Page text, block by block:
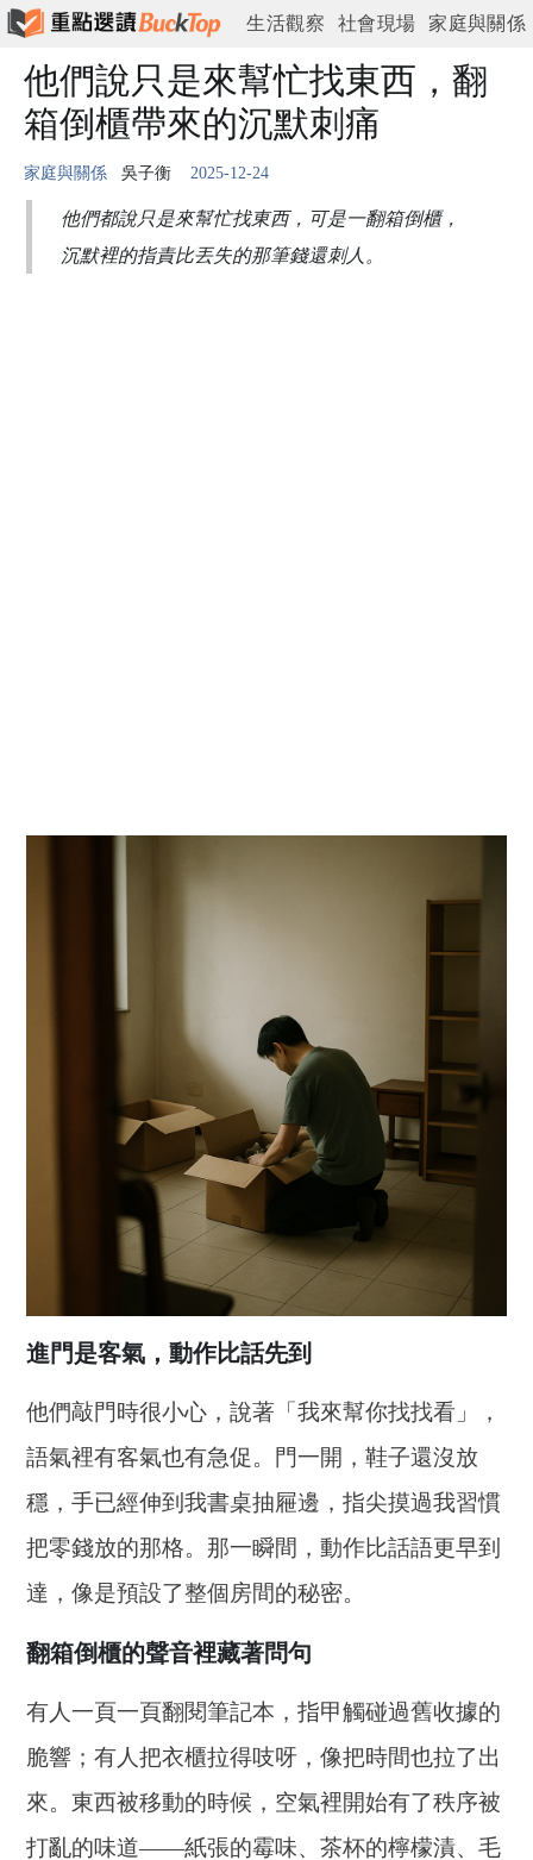
生活觀察 社會現場 家庭與關係
情緒與心理 工作與現實 城市與日常
他們說只是來幫忙找東西，翻
箱倒櫃帶來的沉默刺痛
家庭與關係 吳子衡 2025-12-24
他們都說只是來幫忙找東西，可是一翻箱倒櫃，
沉默裡的指責比丟失的那筆錢還刺人。
進門是客氣，動作比話先到
他們敲門時很小心，說著「我來幫你找找看」，
語氣裡有客氣也有急促。門一開，鞋子還沒放
穩，手已經伸到我書桌抽屜邊，指尖摸過我習慣
把零錢放的那格。那一瞬間，動作比話語更早到
達，像是預設了整個房間的秘密。
翻箱倒櫃的聲音裡藏著問句
有人一頁一頁翻閱筆記本，指甲觸碰過舊收據的
脆響；有人把衣櫃拉得吱呀，像把時間也拉了出
來。東西被移動的時候，空氣裡開始有了秩序被
打亂的味道——紙張的霉味、茶杯的檸檬漬、毛